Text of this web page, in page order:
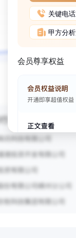
关键电
甲方分
会员尊享权益